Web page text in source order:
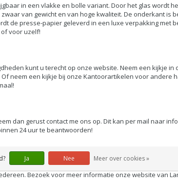
in een vlakke en bolle variant. Door het glas wordt
van gewicht en van hoge kwaliteit. De onderkant is
de presse-papier geleverd in een luxe verpakking met
voor uzelf!
kunt u terecht op onze website. Neem een kijkje in
neem een kijkje bij onze Kantoorartikelen voor andere
dan gerust contact me ons op. Dit kan per mail naar
24 uur te beantwoorden!
met uw favoriete kunstwerk. Wij werken veel met
Bezoek voor meer informatie onze website van
Ja Nee Meer over cookies »